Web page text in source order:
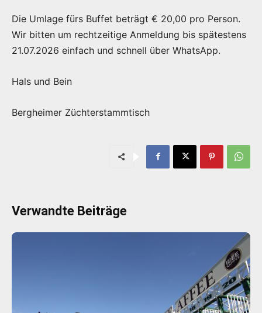
Die Umlage fürs Buffet beträgt € 20,00 pro Person.
Wir bitten um rechtzeitige Anmeldung bis spätestens
21.07.2026 einfach und schnell über WhatsApp.
Hals und Bein
Bergheimer Züchterstammtisch
Verwandte Beiträge